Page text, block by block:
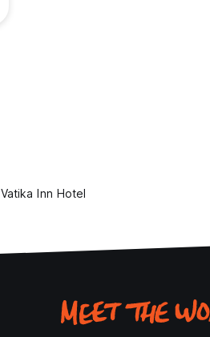
Vatika Inn Hotel